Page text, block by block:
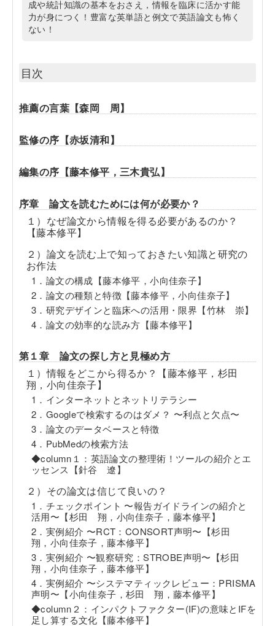
成や統計知識の基本をおさえ，情報を臨床に活かす能
力が身につく！豊富な英単語と例文で英語論文も怖く
ない！
目次
推薦の言葉【森岡 周】
監修の序【赤坂清和】
編集の序【藤本修平，三木貴弘】
序章 論文を読むためには何が必要か？
１）なぜ論文から情報を得る必要があるのか？
【藤本修平】
２）論文を読む上で知っておきたい知識と研究の
お作法
1．論文の構成【藤本修平，小向佳奈子】
2．論文の種類と特徴【藤本修平，小向佳奈子】
3．研究デザインと臨床への活用・限界【竹林 崇】
4．論文の効率的な読み方【藤本修平】
第１章 論文の探し方と見極め方
１）情報をどこから得るか？【藤本修平，杉田
翔，小向佳奈子】
1．インターネットとネットリテラシー
2．Googleで検索するのはダメ？ 〜利点と欠点〜
3．論文のデータベースと特徴
4．PubMedの検索方法
◆column１：英語論文の整理術！ツールの紹介とエ
ッセンス【針谷 遼】
２）その論文は信じて良いの？
1．チェックポイント 〜報告ガイドラインの紹介と
活用〜【杉田 翔，小向佳奈子，藤本修平】
2．実例紹介 〜RCT：CONSORT声明〜【杉田
翔，小向佳奈子，藤本修平】
3．実例紹介 〜観察研究：STROBE声明〜【杉田
翔，小向佳奈子，藤本修平】
4．実例紹介 〜システマティックレビュー：PRISMA
声明〜【小向佳奈子，杉田 翔，藤本修平】
◆column２：インパクトファクター(IF)の意味とIFを
足し算する文化【藤本修平】